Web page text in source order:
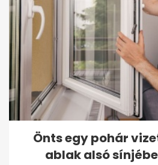
Önts egy pohár
ablak alsó